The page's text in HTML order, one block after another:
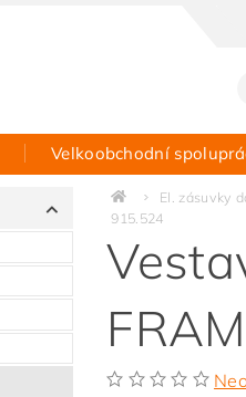
Velkoobchodní
Hodnocení obchodu El. zásuvky
915.524